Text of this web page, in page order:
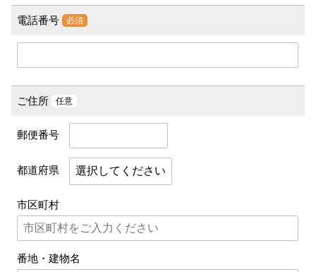
電話番号 必須
ご住所 任意
郵便番号
都道府県
市区町村
番地・建物名